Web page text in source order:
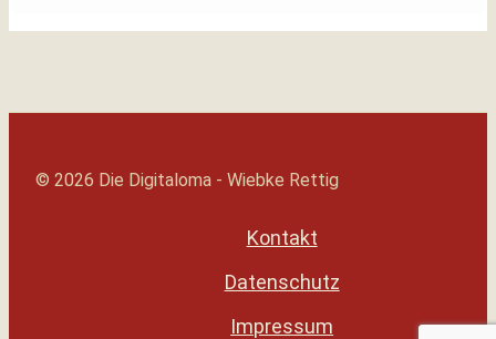
© 2026 Die Digitaloma - Wiebke Rettig
Kontakt
Datenschutz
Impressum